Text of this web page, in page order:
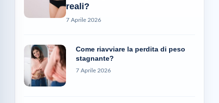
reali?
7 Aprile 2026
Come riavviare la perdita di peso
stagnante?
7 Aprile 2026